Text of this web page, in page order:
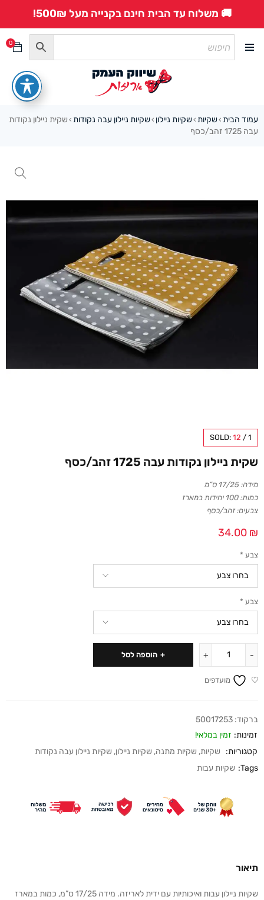
🚚 משלוח עד הבית חינם בקנייה מעל 500₪!
0
עמוד הבית ›שקיות ›שקיות ניילון ›שקיות ניילון עבה נקודות › שקית ניילון נקודות
עבה 1725 זהב/כסף
SOLD: 12 / 1
שקית ניילון נקודות עבה 1725 זהב/כסף
מידה: 17/25 ס”מ
כמות: 100 יחידות במארז
צבעים: זהב/כסף
34.00 ₪
צבע *
צבע *
הוספה לסל
מועדפים
ברקוד: 50017253
זמינות: זמין במלאי!
קטגוריות:
שקיות, שקיות מתנה, שקיות ניילון, שקיות ניילון עבה נקודות
Tags: שקיות עבות
תיאור
שקיות ניילון עבות ואיכותיות עם ידית לאריזה. מידה 17/25 ס”מ, כמות במארז